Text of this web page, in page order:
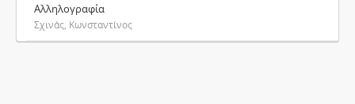
Αλληλογραφία
Σχινάς, Κωνσταντίνος